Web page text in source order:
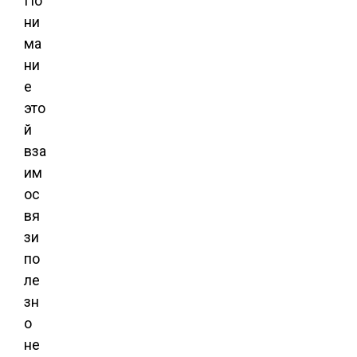
ни
ма
ни
е
это
й
вза
им
ос
вя
зи
по
ле
зн
о
не